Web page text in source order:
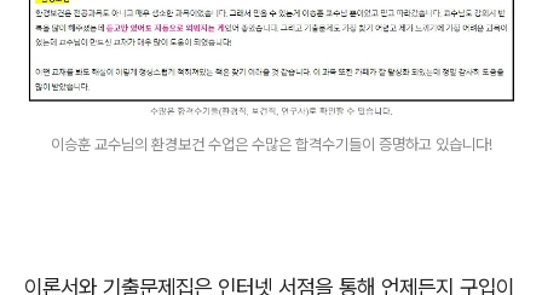
이승훈 교수님의 환경보건 수업은 수많은 합격수기들이 증명하고 있습니다!
이론서와 기출문제집은 인터넷 서점을 통해 언제든지 구입이